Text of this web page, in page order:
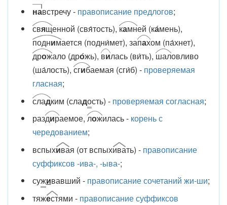
навстречу - правописание предлогов;
священной (свя́тость), камней (ка́мень),
поднимается (подни́мет), запахом (па́хнет),
дрожало (дро́жь), вилась (ви́ть), шаловливо
(ша́лость), сгибаемая (сги́б) - проверяемая
гласная;
сладким (сладость) - проверяемая согласная;
раздираемое, ложилась - корень с
чередованием;
вспыхивая (от вспыхивать) - правописание
суффиксов -ива-, -ыва-;
суживавший - правописание сочетаний жи-ши;
тяжестями - правописание суффиксов